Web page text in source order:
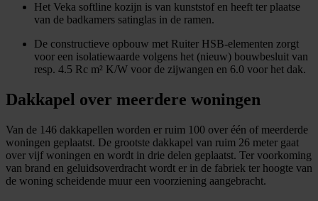
Het Veka softline kozijn is van kunststof en heeft ter plaatse
van de badkamers satinglas in de ramen.
De constructieve opbouw met Ruiter HSB-elementen zorgt
voor een isolatiewaarde volgens het (nieuw) bouwbesluit van
resp. 4.5 Rc m² K/W voor de zijwangen en 6.0 voor het dak.
Dakkapel over meerdere woningen
Van de 146 dakkapellen worden er ruim 100 over één of meerderde
woningen geplaatst. De grootste dakkapel van ruim 26 meter gaat
over vijf woningen en wordt in drie delen geplaatst. Ter voorkoming
van brand en geluidsoverdracht wordt er in de fabriek ter hoogte van
de woning scheidende muur een voorziening aangebracht.